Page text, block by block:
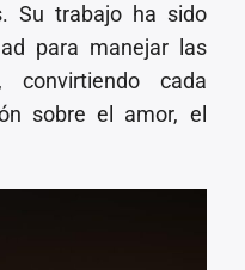
Su trabajo ha sido
para manejar las
cada
sobre el amor, el